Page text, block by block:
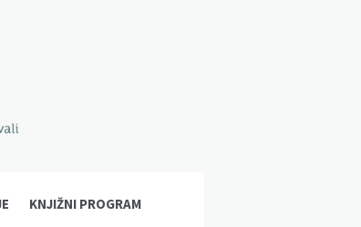
KNJIŽNI PROGRAM